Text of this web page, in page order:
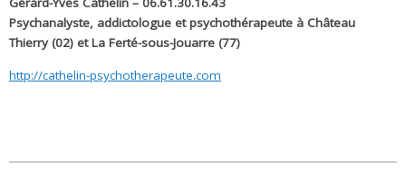
Psychanalyste, addictologue et psychothérapeute à Château
Thierry (02) et La Ferté-sous-Jouarre (77)
http://cathelin-psychotherapeute.com